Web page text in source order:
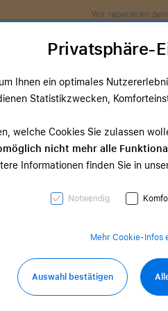
Wir reparieren
TV & Home
Zubehör
Privatsphäre-
Ihnen ein optimales
Statistikzwecken,
welche Cookies Sie zulassen
nicht mehr alle
Informationen finden Sie in
Notwendig
Mehr Cookie-Infos
Auswahl bestätigen